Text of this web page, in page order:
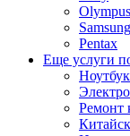
Olympus
Samsung
Pentax
Еще услуги
Ремонт